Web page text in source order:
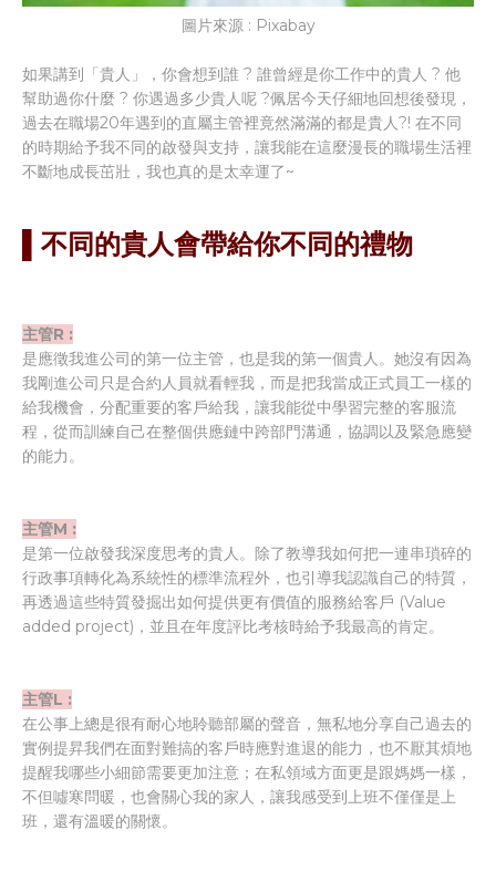
圖片來源 : Pixabay
如果講到「貴人」，你會想到誰 ? 誰曾經是你工作中的貴人 ? 他
幫助過你什麼 ? 你遇過多少貴人呢 ?佩居今天仔細地回想後發現，
過去在職場20年遇到的直屬主管裡竟然滿滿的都是貴人?! 在不同
的時期給予我不同的啟發與支持，讓我能在這麼漫長的職場生活裡
不斷地成長茁壯，我也真的是太幸運了~
▌不同的貴人會帶給你不同的禮物
主管R :
是應徵我進公司的第一位主管，也是我的第一個貴人。她沒有因為
我剛進公司只是合約人員就看輕我，而是把我當成正式員工一樣的
給我機會，分配重要的客戶給我，讓我能從中學習完整的客服流
程，從而訓練自己在整個供應鏈中跨部門溝通，協調以及緊急應變
的能力。
主管M :
是第一位啟發我深度思考的貴人。除了教導我如何把一連串瑣碎的
行政事項轉化為系統性的標準流程外，也引導我認識自己的特質，
再透過這些特質發掘出如何提供更有價值的服務給客戶 (Value
added project)，並且在年度評比考核時給予我最高的肯定。
主管L :
在公事上總是很有耐心地聆聽部屬的聲音，無私地分享自己過去的
實例提昇我們在面對難搞的客戶時應對進退的能力，也不厭其煩地
提醒我哪些小細節需要更加注意；在私領域方面更是跟媽媽一樣，
不但噓寒問暖，也會關心我的家人，讓我感受到上班不僅僅是上
班，還有溫暖的關懷。